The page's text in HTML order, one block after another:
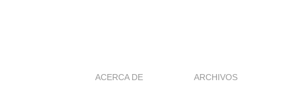
ACERCA DE ARCHIVOS